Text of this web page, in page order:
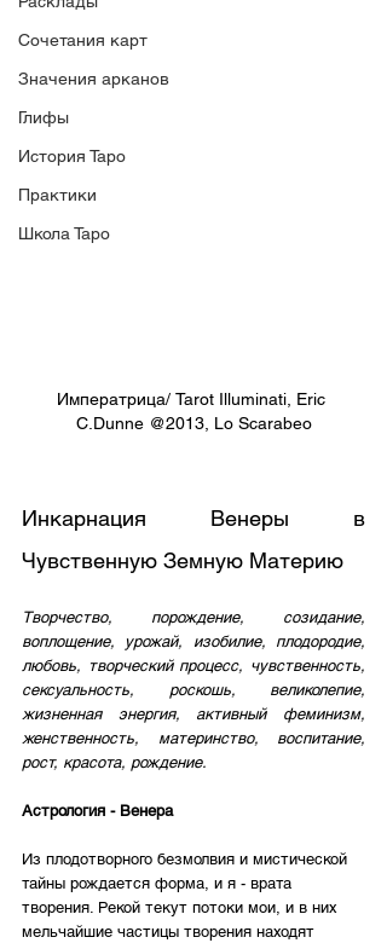
Сочетания карт
Значения арканов
Глифы
История Таро
Практики
Школа Таро
Императрица/ Tarot Illuminati, Eric
C.Dunne @2013, Lo Scarabeo
Инкарнация Венеры в
Чувственную Земную Материю
Творчество, порождение, созидание,
воплощение, урожай, изобилие, плодородие,
любовь, творческий процесс, чувственность,
сексуальность, роскошь, великолепие,
жизненная энергия, активный феминизм,
женственность, материнство, воспитание,
рост, красота, рождение.
Астрология - Венера
Из плодотворного безмолвия и мистической
тайны рождается форма, и я - врата
творения. Рекой текут потоки мои, и в них
мельчайшие частицы творения находят